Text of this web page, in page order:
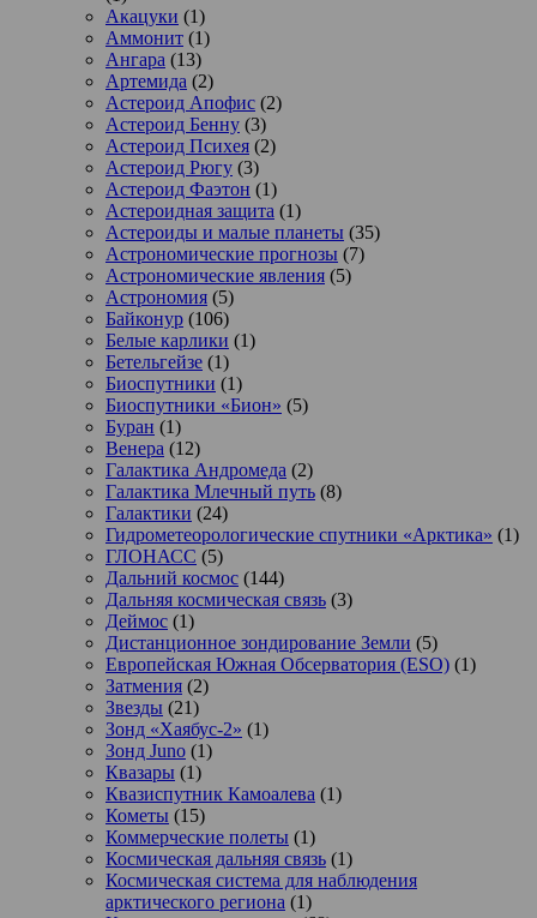
Акацуки (1)
Аммонит (1)
Ангара (13)
Артемида (2)
Астероид Апофис (2)
Астероид Бенну (3)
Астероид Психея (2)
Астероид Рюгу (3)
Астероид Фаэтон (1)
Астероидная защита (1)
Астероиды и малые планеты (35)
Астрономические прогнозы (7)
Астрономические явления (5)
Астрономия (5)
Байконур (106)
Белые карлики (1)
Бетельгейзе (1)
Биоспутники (1)
Биоспутники «Бион» (5)
Буран (1)
Венера (12)
Галактика Андромеда (2)
Галактика Млечный путь (8)
Галактики (24)
Гидрометеорологические спутники «Арктика» (1)
ГЛОНАСС (5)
Дальний космос (144)
Дальняя космическая связь (3)
Деймос (1)
Дистанционное зондирование Земли (5)
Европейская Южная Обсерватория (ESO) (1)
Затмения (2)
Звезды (21)
Зонд «Хаябус-2» (1)
Зонд Juno (1)
Квазары (1)
Квазиспутник Камоалева (1)
Кометы (15)
Коммерческие полеты (1)
Космическая дальняя связь (1)
Космическая система для наблюдения
арктического региона (1)